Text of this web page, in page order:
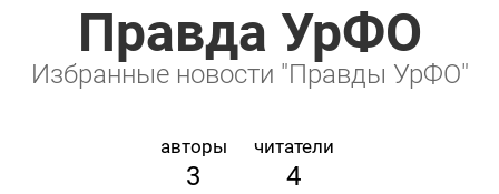
Правда УрФО
Избранные новости "Правды УрФО"
авторы
3
читатели
4